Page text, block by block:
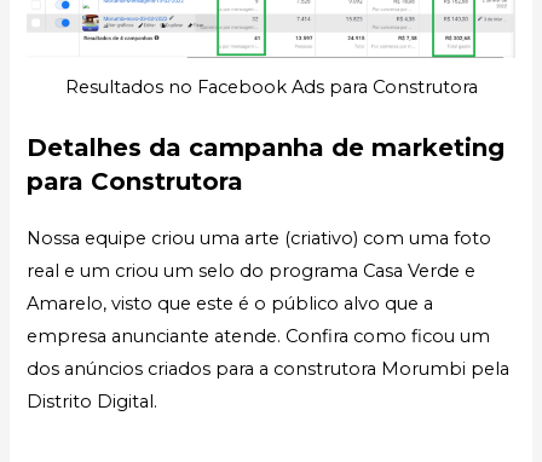
Resultados no Facebook Ads para Construtora
Detalhes da campanha de marketing
para Construtora
Nossa equipe criou uma arte (criativo) com uma foto
real e um criou um selo do programa Casa Verde e
Amarelo, visto que este é o público alvo que a
empresa anunciante atende. Confira como ficou um
dos anúncios criados para a construtora Morumbi pela
Distrito Digital.